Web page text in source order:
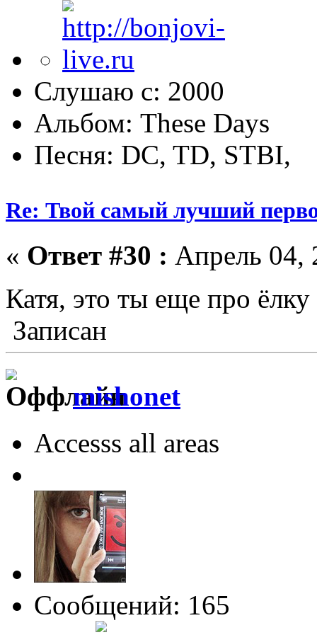
Слушаю с: 2000
Альбом: These Days
Песня: DC, TD, STBI,
Re: Твой самый лучший
« Ответ #30 : Апрель 04,
Катя, это ты еще про
Записан
mishonet
Accesss all areas
Сообщений: 165